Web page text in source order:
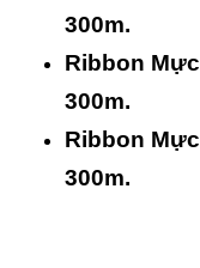
300m.
Ribbon
300m.
Ribbon
300m.